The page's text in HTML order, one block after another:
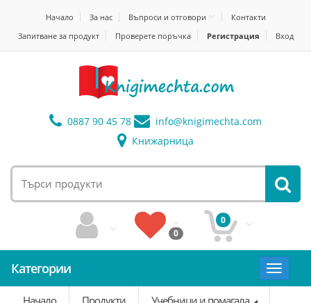
Начало За нас Въпроси и отговори
Контакти
Запитване за продукт
Проверете поръчка Регистрация Вход
0887 90 45 78 info@knigimechta.com
Книжарница
0
0
Категории
Toggle
Начало
Продукти Учебници и помагала